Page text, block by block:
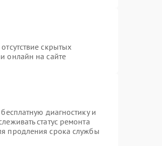
скрытых
онлайн на сайте
диагностику и
статус ремонта
продления срока службы